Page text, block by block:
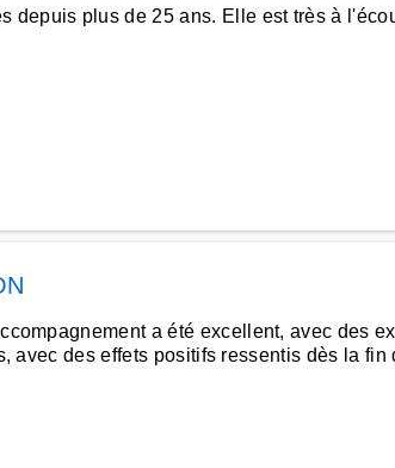
depuis plus de 25 ans. Elle est très à
a été excellent, avec des
des effets positifs ressentis dès la fin